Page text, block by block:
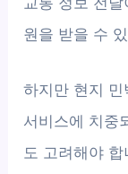
원을 받을 수
하지만 현지
서비스에 치중
도 고려해야